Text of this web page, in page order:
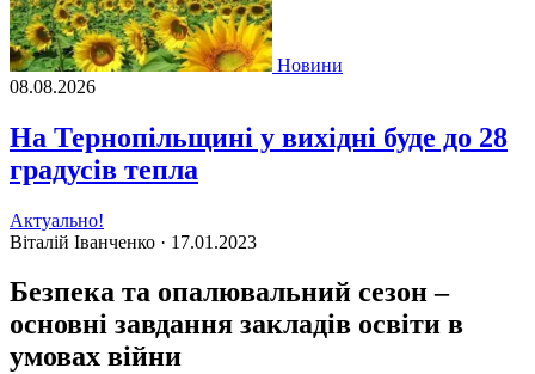
Новини
08.08.2026
На Тернопільщині у вихідні буде до 28
градусів тепла
Актуально!
Віталій Іванченко · 17.01.2023
Безпека та опалювальний сезон –
основні завдання закладів освіти в
умовах війни